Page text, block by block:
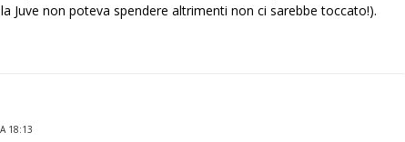
Juve non poteva spendere altrimenti non ci sarebbe toccato!).
18:13